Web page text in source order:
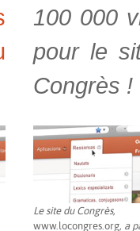
100 000
pour le
Congrès !
Le site du Congrès,
www.locongres.org, a